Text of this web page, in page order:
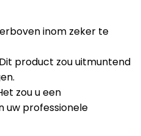
inom zeker te
product zou uitmuntend
zou u een
uw professionele